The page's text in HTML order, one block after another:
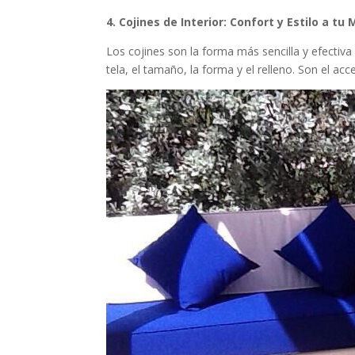
4. Cojines de Interior: Confort y Estilo a tu
Los cojines son la forma más sencilla y
tela, el tamaño, la forma y el relleno. Son el